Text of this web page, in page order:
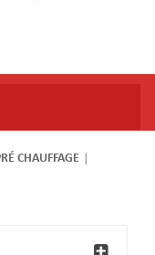
CHAUFFAGE